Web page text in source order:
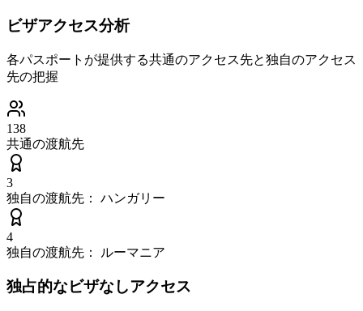
ビザアクセス分析
各パスポートが提供する共通のアクセス先と独自のアクセス
先の把握
138
共通の渡航先
3
独自の渡航先：
ハンガリー
4
独自の渡航先：
ルーマニア
独占的なビザなしアクセス